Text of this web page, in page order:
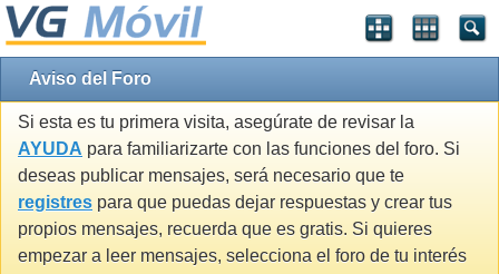
Aviso del Foro
Si esta es tu primera visita, asegúrate de revisar la
AYUDA para familiarizarte con las funciones del foro. Si
deseas publicar mensajes, será necesario que te
registres para que puedas dejar respuestas y crear tus
propios mensajes, recuerda que es gratis. Si quieres
empezar a leer mensajes, selecciona el foro de tu interés